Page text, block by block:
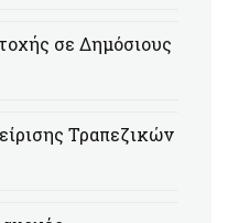
σε Δημόσιους
Τραπεζικών